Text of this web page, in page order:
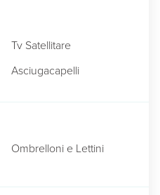
Tv Satellitare
Asciugacapelli
Ombrelloni e Lettini